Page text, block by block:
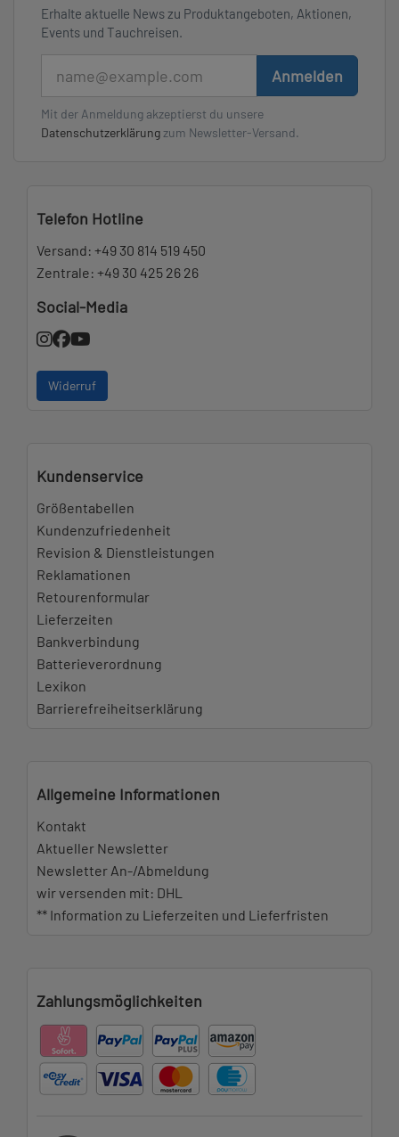
Erhalte aktuelle News zu Produktangeboten, Aktionen,
Events und Tauchreisen.
Anmelden
Mit der Anmeldung akzeptierst du unsere
Datenschutzerklärung zum Newsletter-Versand.
Telefon Hotline
Versand: +49 30 814 519 450
Zentrale: +49 30 425 26 26
Social-Media
Widerruf
Kundenservice
Größentabellen
Kundenzufriedenheit
Revision & Dienstleistungen
Reklamationen
Retourenformular
Lieferzeiten
Bankverbindung
Batterieverordnung
Lexikon
Barrierefreiheitserklärung
Allgemeine Informationen
Kontakt
Aktueller Newsletter
Newsletter An-/Abmeldung
wir versenden mit: DHL
** Information zu Lieferzeiten und Lieferfristen
Zahlungsmöglichkeiten